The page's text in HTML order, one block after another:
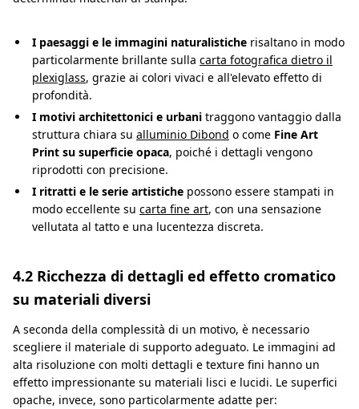
I paesaggi e le immagini naturalistiche risaltano in modo
particolarmente brillante sulla carta fotografica dietro il
plexiglass, grazie ai colori vivaci e all'elevato effetto di
profondità.
I motivi architettonici e urbani traggono vantaggio dalla
struttura chiara su alluminio Dibond o come Fine Art
Print su superficie opaca, poiché i dettagli vengono
riprodotti con precisione.
I ritratti e le serie artistiche possono essere stampati in
modo eccellente su carta fine art, con una sensazione
vellutata al tatto e una lucentezza discreta.
4.2 Ricchezza di dettagli ed effetto cromatico
su materiali diversi
A seconda della complessità di un motivo, è necessario
scegliere il materiale di supporto adeguato. Le immagini ad
alta risoluzione con molti dettagli e texture fini hanno un
effetto impressionante su materiali lisci e lucidi. Le superfici
opache, invece, sono particolarmente adatte per: